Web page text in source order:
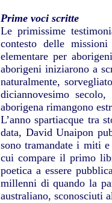
Prime voci scritte
Le primissime
contesto delle
elementare per
aborigeni iniziarono a
naturalmente,
diciannovesimo
aborigena rimangono
L’anno spartiacque tra
data, David Unaipon
sono tramandate i miti
cui compare il primo
poetica a essere
millenni di quando la
australiano, sconosciuti